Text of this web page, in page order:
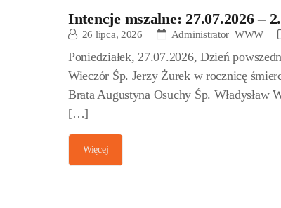
Intencje mszalne: 27.07.2026 –
26 lipca, 2026 Administrator_WWW
Poniedziałek, 27.07.2026, Dzień
Wieczór Śp. Jerzy Żurek w rocznicę
Brata Augustyna Osuchy Śp. Władysław
[…]
Więcej